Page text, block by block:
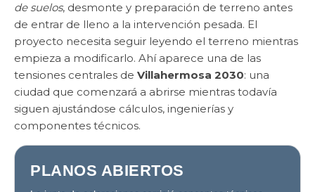
de suelos, desmonte y preparación de terreno antes
de entrar de lleno a la intervención pesada. El
proyecto necesita seguir leyendo el terreno mientras
empieza a modificarlo. Ahí aparece una de las
tensiones centrales de Villahermosa 2030: una
ciudad que comenzará a abrirse mientras todavía
siguen ajustándose cálculos, ingenierías y
componentes técnicos.
PLANOS ABIERTOS